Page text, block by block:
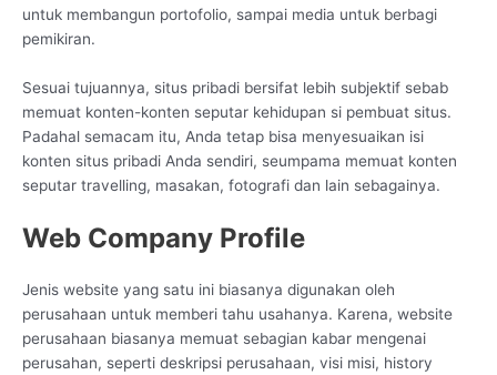
untuk membangun portofolio, sampai media untuk berbagi
pemikiran.
Sesuai tujuannya, situs pribadi bersifat lebih subjektif sebab
memuat konten-konten seputar kehidupan si pembuat situs.
Padahal semacam itu, Anda tetap bisa menyesuaikan isi
konten situs pribadi Anda sendiri, seumpama memuat konten
seputar travelling, masakan, fotografi dan lain sebagainya.
Web Company Profile
Jenis website yang satu ini biasanya digunakan oleh
perusahaan untuk memberi tahu usahanya. Karena, website
perusahaan biasanya memuat sebagian kabar mengenai
perusahan, seperti deskripsi perusahaan, visi misi, history